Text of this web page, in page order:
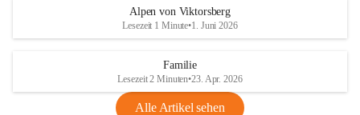
Alpen von Viktorsberg
Lesezeit 1 Minute•1. Juni 2026
Familie
Lesezeit 2 Minuten•23. Apr. 2026
Alle Artikel sehen